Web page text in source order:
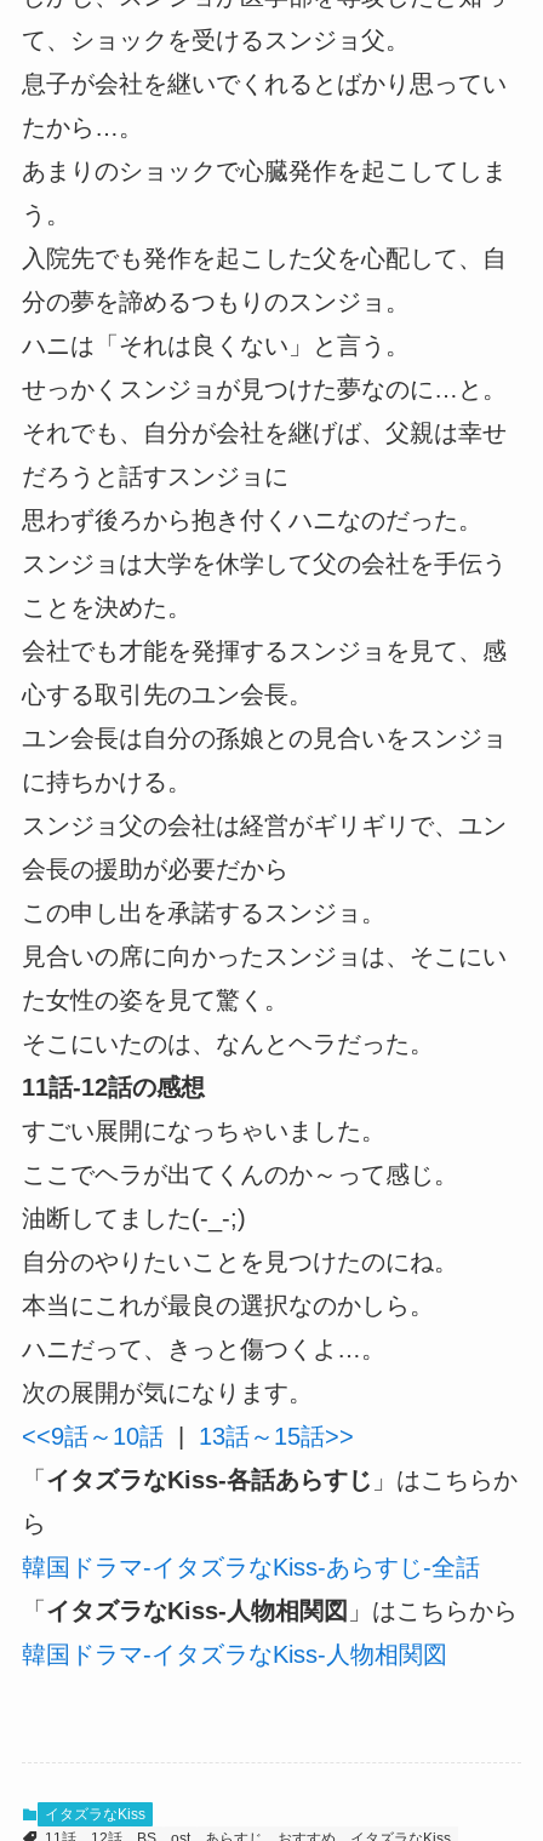
て、ショックを受けるスンジョ父。
息子が会社を継いでくれるとばかり思ってい
たから…。
あまりのショックで心臓発作を起こしてしま
う。
入院先でも発作を起こした父を心配して、自
分の夢を諦めるつもりのスンジョ。
ハニは「それは良くない」と言う。
せっかくスンジョが見つけた夢なのに…と。
それでも、自分が会社を継げば、父親は幸せ
だろうと話すスンジョに
思わず後ろから抱き付くハニなのだった。
スンジョは大学を休学して父の会社を手伝う
ことを決めた。
会社でも才能を発揮するスンジョを見て、感
心する取引先のユン会長。
ユン会長は自分の孫娘との見合いをスンジョ
に持ちかける。
スンジョ父の会社は経営がギリギリで、ユン
会長の援助が必要だから
この申し出を承諾するスンジョ。
見合いの席に向かったスンジョは、そこにい
た女性の姿を見て驚く。
そこにいたのは、なんとヘラだった。
11話-12話の感想
すごい展開になっちゃいました。
ここでヘラが出てくんのか～って感じ。
油断してました(-_-;)
自分のやりたいことを見つけたのにね。
本当にこれが最良の選択なのかしら。
ハニだって、きっと傷つくよ…。
次の展開が気になります。
<<9話～10話| 13話～15話>>
「イタズラなKiss-各話あらすじ 」はこちらか
ら
韓国ドラマ-イタズラなKiss-あらすじ-全話
「イタズラなKiss-人物相関図 」はこちらから
韓国ドラマ-イタズラなKiss-人物相関図
イタズラなKiss